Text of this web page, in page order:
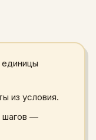
из условия.
шагов —